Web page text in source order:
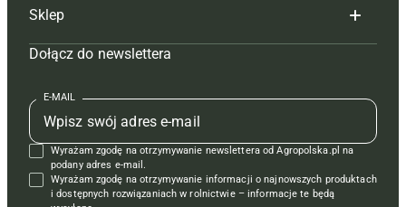
Tagi
Mapa serwisu
Kontakt
Regulamin
Polityka prywatności
Hoduj z głową świnie
Prenumerata
Redakcja
Kontakt
Reklama
Redakcja
Prenumerata
Reklama
Kontakt
Krzyżówki
Sklep
Czasopisma i prenumerata
Książki
Regulamin
Dołącz do newslettera
E-MAIL
Wyrażam zgodę na otrzymywanie newslettera od Agropolska.pl na
podany adres e-mail.
Wyrażam zgodę na otrzymywanie informacji o najnowszych produktach
i dostępnych rozwiązaniach w rolnictwie – informacje te będą